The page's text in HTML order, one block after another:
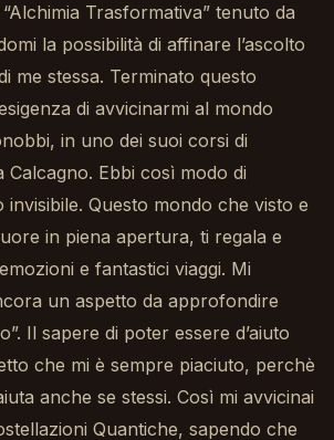
Trasformativa” tenuto da
la possibilità di affinare l’ascolto
me stessa. Terminato questo
di avvicinarmi al mondo
in uno dei suoi corsi di
Calcagno. Ebbi così modo di
invisibile. Questo mondo che visto e
in piena apertura, ti regala e
e fantastici viaggi. Mi
un aspetto da approfondire
Il sapere di poter essere d’aiuto
che mi è sempre piaciuto, perchè
anche se stessi. Così mi avvicinai
Quantiche, sapendo che